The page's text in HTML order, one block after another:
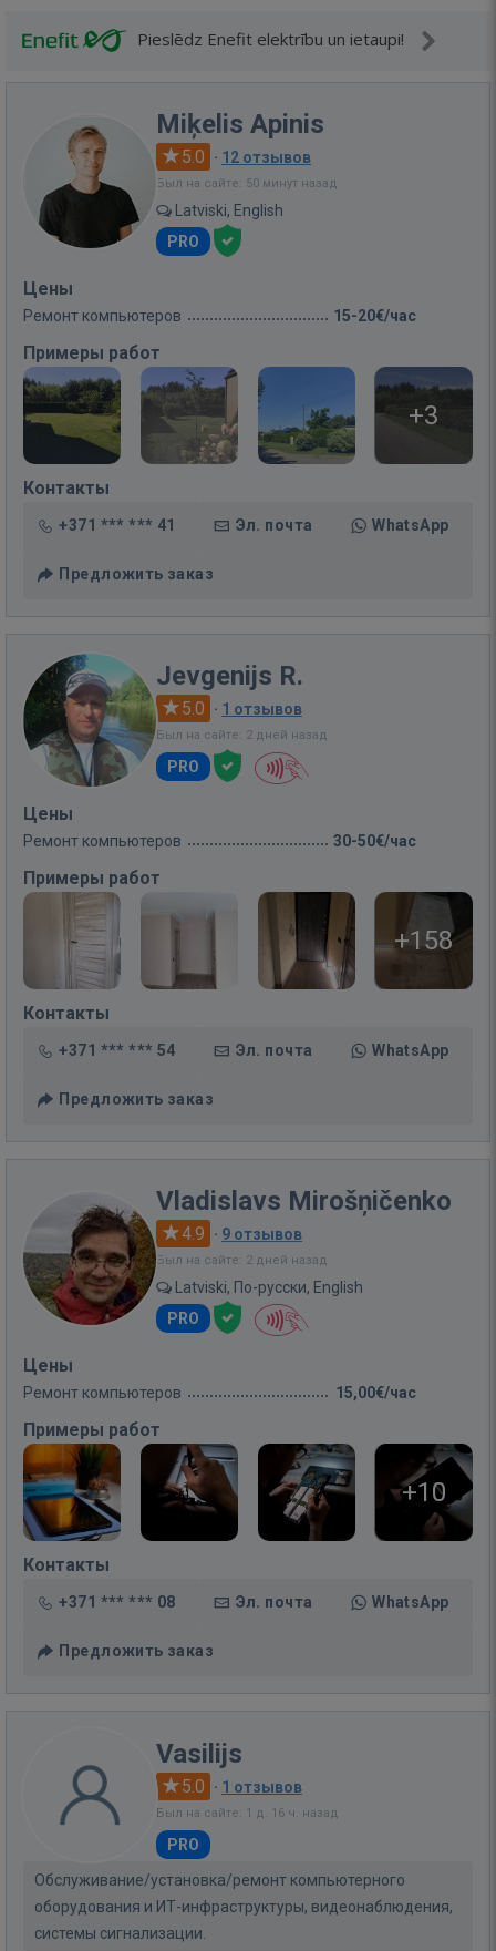
Pieslēdz Enefit elektrību un ietaupi!
Miķelis Apinis
5.0 · 12 отзывов
Был на сайте: 50 минут назад
Latviski, English
PRO
Цены
Ремонт компьютеров 15-20€/час
Примеры работ
+3
Контакты
+371 *** *** 41 Эл. почта WhatsApp
Предложить заказ
Jevgenijs R.
5.0 · 1 отзывов
Был на сайте: 2 дней назад
PRO
Цены
Ремонт компьютеров 30-50€/час
Примеры работ
+158
Контакты
+371 *** *** 54 Эл. почта WhatsApp
Предложить заказ
Vladislavs Mirošņičenko
4.9 · 9 отзывов
Был на сайте: 2 дней назад
Latviski, По-русски, English
PRO
Цены
Ремонт компьютеров 15,00€/час
Примеры работ
+10
Контакты
+371 *** *** 08 Эл. почта WhatsApp
Предложить заказ
Vasilijs
5.0 · 1 отзывов
Был на сайте: 1 д. 16 ч. назад
PRO
Обслуживание/установка/ремонт компьютерного
оборудования и ИТ-инфраструктуры, видеонаблюдения,
системы сигнализации.